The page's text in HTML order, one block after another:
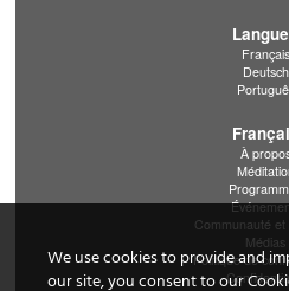
Français
Deutsch
À
Communauté et
Médias
Politique de
We use cookies to provide and
our site, you consent to our